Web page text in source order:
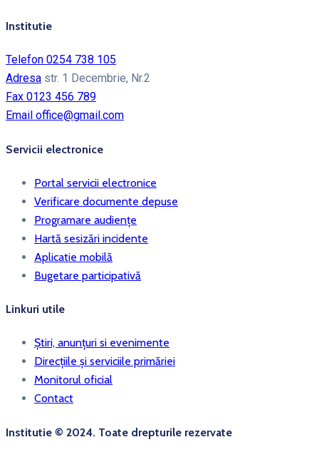
Institutie
Telefon 0254 738 105
Adresa str. 1 Decembrie, Nr.2
Fax 0123 456 789
Email office@gmail.com
Servicii electronice
Portal servicii electronice
Verificare documente depuse
Programare audiențe
Hartă sesizări incidente
Aplicatie mobilă
Bugetare participativă
Linkuri utile
Știri, anunțuri si evenimente
Direcțiile și serviciile primăriei
Monitorul oficial
Contact
Institutie © 2024. Toate drepturile rezervate